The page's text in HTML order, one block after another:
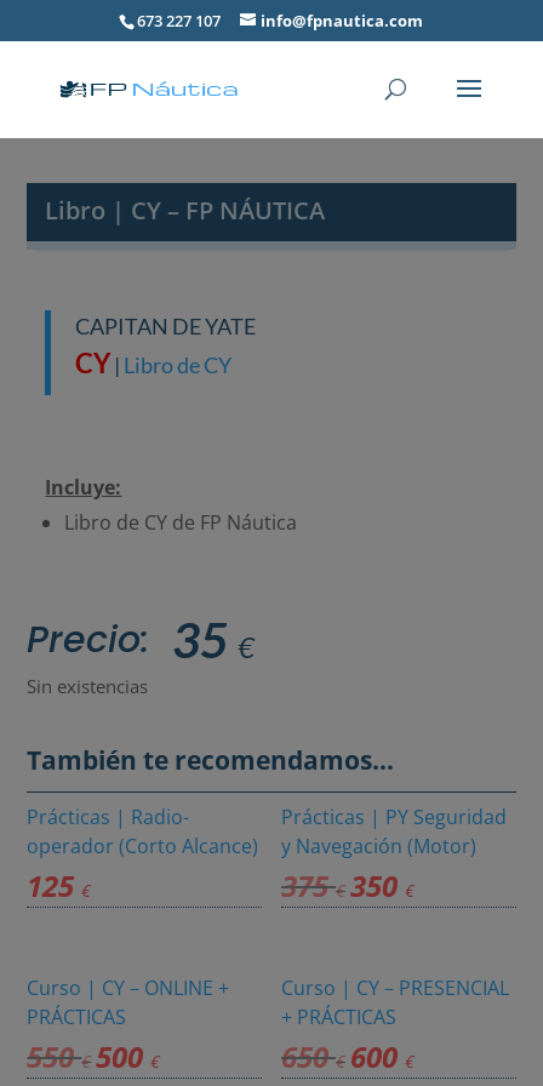
673 227 107 info@fpnautica.com
Libro | CY – FP NÁUTICA
CAPITAN DE YATE
CY | Libro de CY
Incluye:
Libro de CY de FP Náutica
Precio: 35€
Sin existencias
También te recomendamos…
Prácticas | Radio-
operador (Corto Alcance)
125€
Prácticas | PY Seguridad
y Navegación (Motor)
375€ El
precio
era:
375 €.
350€El
precio
es:
Curso | CY – ONLINE +
PRÁCTICAS
550€ El
500€El
Curso | CY – PRESENCIAL
+ PRÁCTICAS
650€ El
600€El